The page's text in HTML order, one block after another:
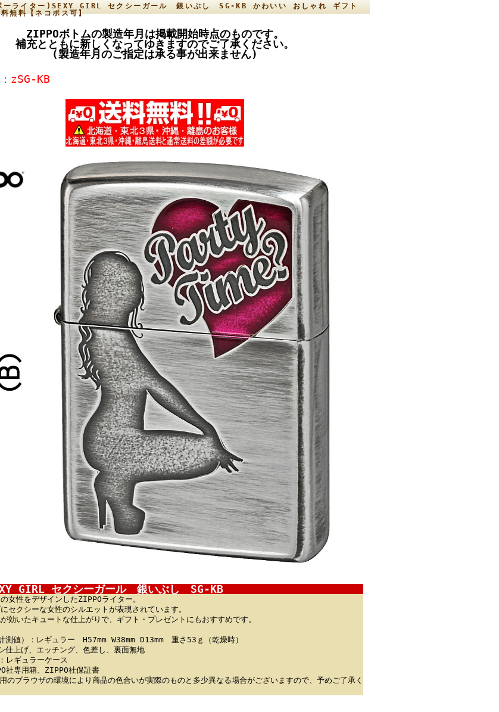
ライター)SEXY GIRL セクシーガール 銀いぶし SG-KB かわいい おしゃれ ギフト
無料【ネコポス可】
ZIPPOボトムの製造年月は掲載開始時点のものです。
補充とともに新しくなってゆきますのでご了承ください。
(製造年月のご指定は承る事が出来ません)
zSG-KB
GIRL セクシーガール 銀いぶし SG-KB
女性をデザインしたZIPPOライター。
セクシーな女性のシルエットが表現されています。
効いたキュートな仕上がりで、ギフト・プレゼントにもおすすめです。
測値）：レギュラー H57mm W38mm D13mm 重さ53ｇ（乾燥時）
仕上げ、エッチング、色差し、裏面無地
レギュラーケース
社専用箱、ZIPPO社保証書
のブラウザの環境により商品の色合いが実際のものと多少異なる場合がございますので、予めご了承く